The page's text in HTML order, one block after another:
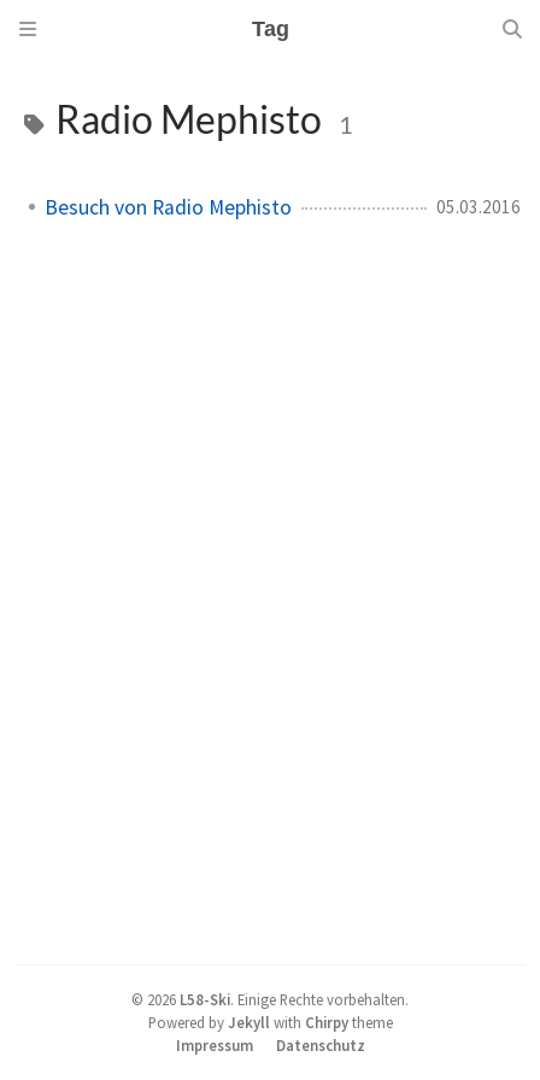
Tag
Radio Mephisto 1
Besuch von Radio Mephisto 05.03.2016
© 2026 L58-Ski. Einige Rechte vorbehalten.
Powered byJekyll with Chirpytheme
Impressum
Datenschutz